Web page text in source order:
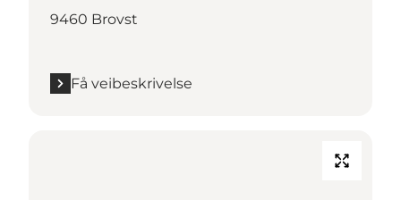
9460 Brovst
Få veibeskrivelse